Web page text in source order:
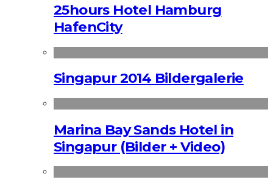
25hours Hotel Hamburg
HafenCity
Singapur 2014 Bildergalerie
Marina Bay Sands Hotel in
Singapur (Bilder + Video)